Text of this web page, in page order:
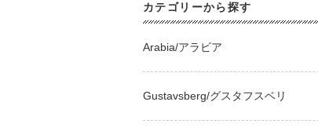
カテゴリーから探す
Arabia/アラビア
Gustavsberg/グスタフスベリ